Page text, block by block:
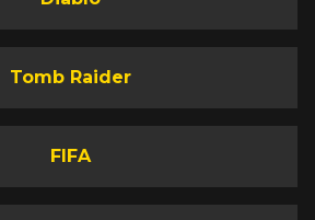
Tomb Raider
FIFA